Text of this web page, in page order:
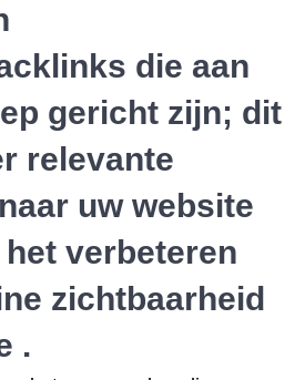
die aan
gericht zijn; dit
relevante
uw website
verbeteren
zichtbaarheid
.